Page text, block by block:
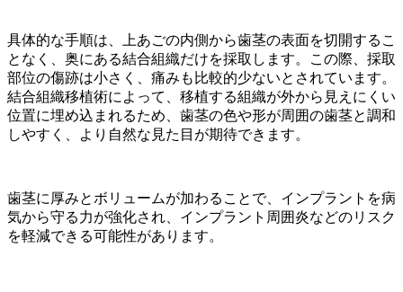
具体的な手順は、上あごの内側から歯茎の表面を切開するこ
となく、奥にある結合組織だけを採取します。この際、採取
部位の傷跡は小さく、痛みも比較的少ないとされています。
結合組織移植術によって、移植する組織が外から見えにくい
位置に埋め込まれるため、歯茎の色や形が周囲の歯茎と調和
しやすく、より自然な見た目が期待できます。
歯茎に厚みとボリュームが加わることで、インプラントを病
気から守る力が強化され、インプラント周囲炎などのリスク
を軽減できる可能性があります。